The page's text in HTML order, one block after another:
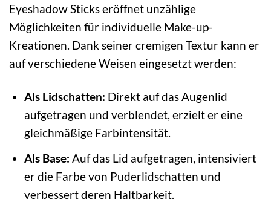
Eyeshadow Sticks eröffnet unzählige
Möglichkeiten für individuelle Make-up-
Kreationen. Dank seiner cremigen Textur kann er
auf verschiedene Weisen eingesetzt werden:
Als Lidschatten: Direkt auf das Augenlid
aufgetragen und verblendet, erzielt er eine
gleichmäßige Farbintensität.
Als Base: Auf das Lid aufgetragen, intensiviert
er die Farbe von Puderlidschatten und
verbessert deren Haltbarkeit.